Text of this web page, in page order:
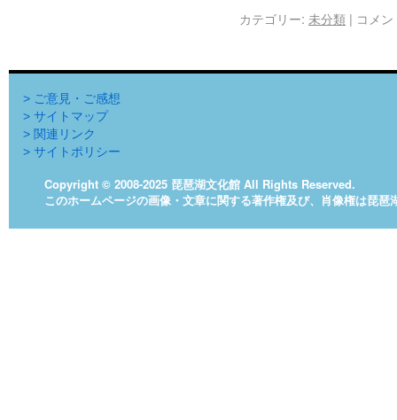
カテゴリー: 未分類 | コメ
> ご意見・ご感想
> サイトマップ
> 関連リンク
> サイトポリシー
Copyright © 2008-2025 琵琶湖文化館 All Rights Reserved.
このホームページの画像・文章に関する著作権及び、肖像権は琵